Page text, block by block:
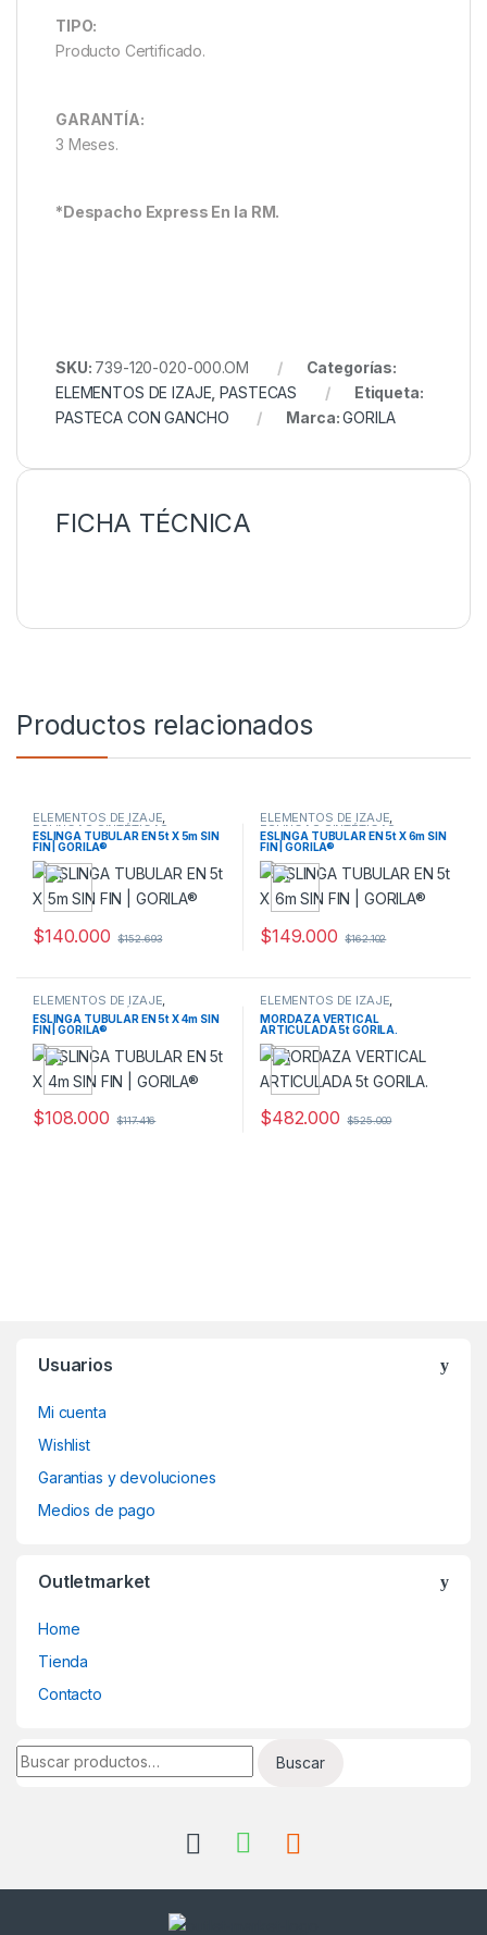
TIPO:
Producto Certificado.
GARANTÍA:
3 Meses.
*Despacho Express En la RM.
SKU: 739-120-020-000.OM
Categorías:
ELEMENTOS DE IZAJE, PASTECAS
Etiqueta:
PASTECA CON GANCHO
Marca:GORILA
FICHA TÉCNICA
Productos relacionados
ELEMENTOS DE IZAJE,
ESLINGAS SINTÉTICAS
ESLINGA TUBULAR EN 5t X 5m SIN
FIN | GORILA®
$140.000 $152.693
ELEMENTOS DE IZAJE,
ESLINGAS SINTÉTICAS
ESLINGA TUBULAR EN 5t X 6m SIN
FIN | GORILA®
$149.000 $162.102
ELEMENTOS DE IZAJE,
ESLINGAS SINTÉTICAS
ESLINGA TUBULAR EN 5t X 4m SIN
FIN | GORILA®
$108.000 $117.416
ELEMENTOS DE IZAJE,
MORDAZAS Y GARFIOS
MORDAZA VERTICAL
ARTICULADA 5t GORILA.
$482.000 $525.000
Usuarios
Mi cuenta
Wishlist
Garantias y devoluciones
Medios de pago
Outletmarket
Home
Tienda
Contacto
Buscar por:
Buscar